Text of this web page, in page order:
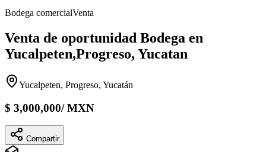
Bodega comercialVenta
Venta de oportunidad Bodega en
Yucalpeten,Progreso, Yucatan
Yucalpeten, Progreso, Yucatán
$ 3,000,000/MXN
Compartir